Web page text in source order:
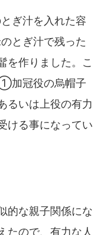
ぎ汁を入れた容
とぎ汁で残った
を作りました。こ
加冠役の烏帽子
るいは上役の有力
ける事になってい
的な親子関係にな
たので、有力な人